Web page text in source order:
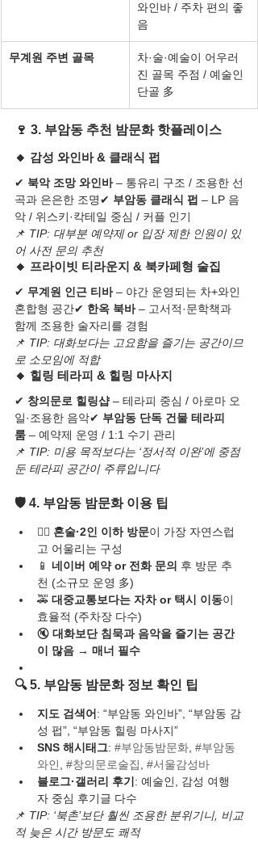
와인바 / 주차 편의 좋
음
무계원 주변 골목
차·술·예술이 어우러
진 골목 주점 / 예술인
단골 多
🍷 3. 부암동 추천 밤문화 핫플레이스
🔸 감성 와인바 & 클래식 펍
✔ 북악 조망 와인바 – 통유리 구조 / 조용한 선
곡과 은은한 조명✔ 부암동 클래식 펍 – LP 음
악 / 위스키·칵테일 중심 / 커플 인기
📌 TIP: 대부분 예약제 or 입장 제한 인원이 있
어 사전 문의 추천
🔸 프라이빗 티라운지 & 북카페형 술집
✔ 무계원 인근 티바 – 야간 운영되는 차+와인
혼합형 공간✔ 한옥 북바 – 고서적·문학책과
함께 조용한 술자리를 경험
📌 TIP: 대화보다는 고요함을 즐기는 공간이므
로 소모임에 적합
🔸 힐링 테라피 & 힐링 마사지
✔ 창의문로 힐링샵 – 테라피 중심 / 아로마 오
일·조용한 음악✔ 부암동 단독 건물 테라피
룸 – 예약제 운영 / 1:1 수기 관리
📌 TIP: 미용 목적보다는 ‘정서적 이완’에 중점
둔 테라피 공간이 주류입니다
🛡️ 4. 부암동 밤문화 이용 팁
🧍‍♂️ 혼술·2인 이하 방문이 가장 자연스럽
고 어울리는 구성
📱 네이버 예약 or 전화 문의 후 방문 추
천 (소규모 운영 多)
🚕 대중교통보다는 자차 or 택시 이동이
효율적 (주차장 다수)
🔇 대화보단 침묵과 음악을 즐기는 공간
이 많음 → 매너 필수
🔍 5. 부암동 밤문화 정보 확인 팁
지도 검색어 : “부암동 와인바”, “부암동 감
성 펍”, “부암동 힐링 마사지”
SNS 해시태그: #부암동밤문화, #부암동
와인, #창의문로술집, #서울감성바
블로그·갤러리 후기 : 예술인, 감성 여행
자 중심 후기글 다수
📌 TIP: ‘북촌’보단 훨씬 조용한 분위기니, 비교
적 늦은 시간 방문도 쾌적